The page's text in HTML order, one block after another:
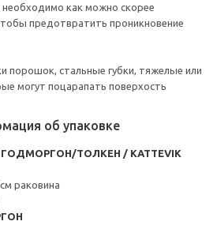
как можно скорее
предотвратить проникновение
порошок, стальные губки, тяжелые или
могут поцарапать поверхость
об упаковке
ГОДМОРГОН/ТОЛКЕН / KATTEVIK
раковина